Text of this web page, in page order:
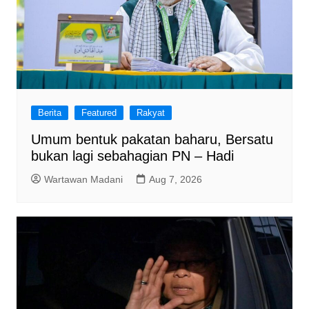
Berita Featured Rakyat
Umum bentuk pakatan baharu, Bersatu
bukan lagi sebahagian PN – Hadi
Wartawan Madani Aug 7, 2026